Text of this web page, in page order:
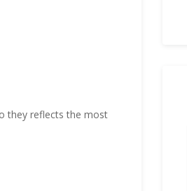
they reflects the most